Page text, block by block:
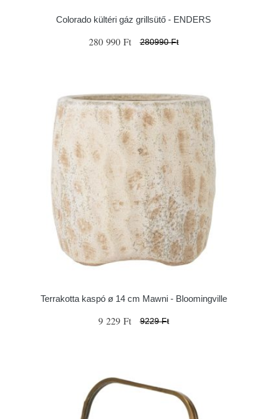
Colorado kültéri gáz grillsütő - ENDERS
280 990 Ft 280990 Ft
Terrakotta kaspó ø 14 cm Mawni - Bloomingville
9 229 Ft 9229 Ft